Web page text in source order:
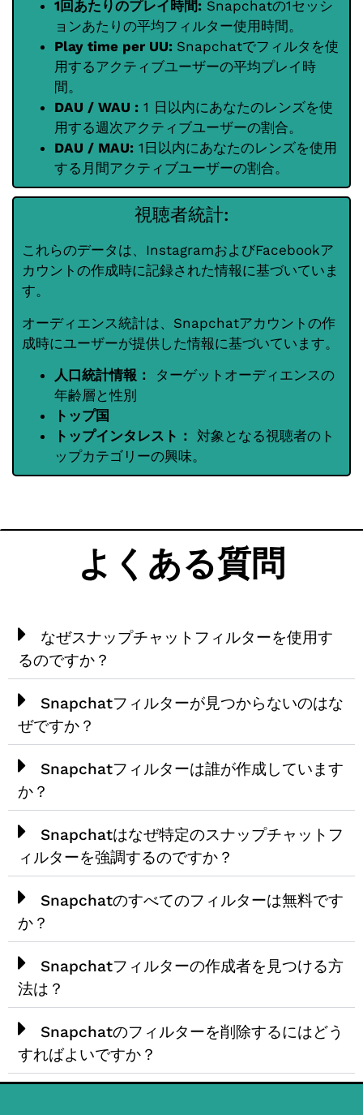
1回あたりのプレイ時間: Snapchatの1セッシ
ョンあたりの平均フィルター使用時間。
Play time per UU: Snapchatでフィルタを使
用するアクティブユーザーの平均プレイ時
間。
DAU / WAU : 1 日以内にあなたのレンズを使
用する週次アクティブユーザーの割合。
DAU / MAU: 1日以内にあなたのレンズを使用
する月間アクティブユーザーの割合。
視聴者統計:
これらのデータは、InstagramおよびFacebookア
カウントの作成時に記録された情報に基づいていま
す。
オーディエンス統計は、Snapchatアカウントの作
成時にユーザーが提供した情報に基づいています。
人口統計情報：
ターゲットオーディエンスの
年齢層と性別
トップ国
トップインタレスト：
対象となる視聴者のト
ップカテゴリーの興味。
よくある質問
なぜスナップチャットフィルターを使用す
るのですか？
Snapchatフィルターが見つからないのはな
ぜですか？
Snapchatフィルターは誰が作成しています
か？
Snapchatはなぜ特定のスナップチャットフ
ィルターを強調するのですか？
Snapchatのすべてのフィルターは無料です
か？
Snapchatフィルターの作成者を見つける方
法は？
Snapchatのフィルターを削除するにはどう
すればよいですか？